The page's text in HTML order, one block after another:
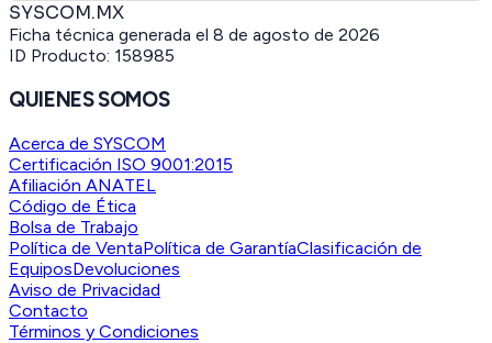
SYSCOM.MX
Ficha técnica generada el 8 de agosto de 2026
ID Producto: 158985
QUIENES SOMOS
Acerca de SYSCOM
Certificación ISO 9001:2015
Afiliación ANATEL
Código de Ética
Bolsa de Trabajo
Política de VentaPolítica de GarantíaClasificación de
EquiposDevoluciones
Aviso de Privacidad
Contacto
Términos y Condiciones